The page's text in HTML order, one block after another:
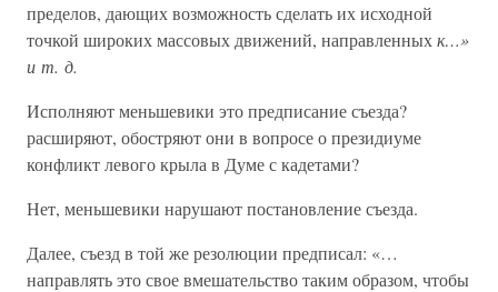
пределов, дающих возможность сделать их исходной
точкой широких массовых движений, направленныхк…»
и т. д.
Исполняют меньшевики это предписание съезда?
расширяют, обостряют они в вопросе о президиуме
конфликт левого крыла в Думе с кадетами?
Нет, меньшевики нарушают постановление съезда.
Далее, съезд в той же резолюции предписал: «…
направлять это свое вмешательство таким образом, чтобы